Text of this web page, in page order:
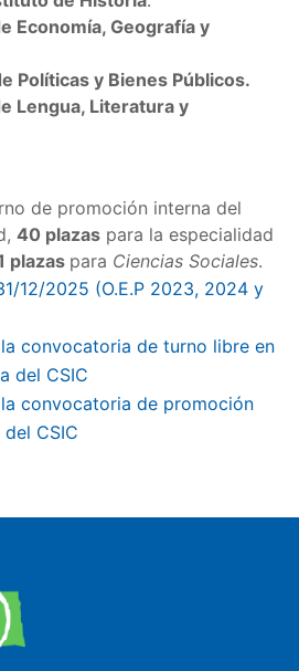
Economía, Geografía y
Políticas y Bienes Públicos.
Lengua, Literatura y
de promoción interna del
40 plazaspara la especialidad
plazas para Ciencias Sociales.
12/2025 (O.E.P 2023, 2024 y
convocatoria de turno libre en
del CSIC
convocatoria de promoción
CSIC